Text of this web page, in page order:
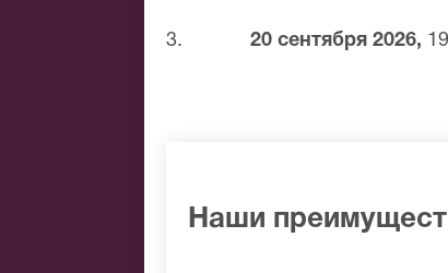
Связной
3. 20 сентября 2026,
Наши